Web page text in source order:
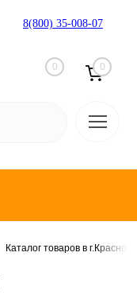
8(800) 35-008-07
0 0
Каталог товаров в